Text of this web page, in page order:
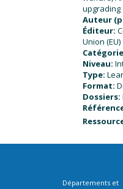
upgrading
Auteur
Éditeur:
Union (EU)
Niveau:
Type:
Format:
Dossiers:
Départements et